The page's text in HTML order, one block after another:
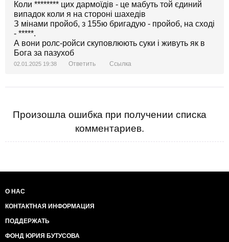
Коли ******** цих дармоїдів - це мабуть той єдиний
випадок коли я на стороні шахедів
З мінами пройоб, з 155ю бригадую - пройоб, на сході
- *****.
А вони ролс-ройси скуповлюють суки і живуть як в
Бога за пазухоб
02.01.2025 19:38 Ответить Ссылка
Произошла ошибка при получении списка
комментариев.
О НАС
КОНТАКТНАЯ ИНФОРМАЦИЯ
ПОДДЕРЖАТЬ
ФОНД ЮРИЯ БУТУСОВА